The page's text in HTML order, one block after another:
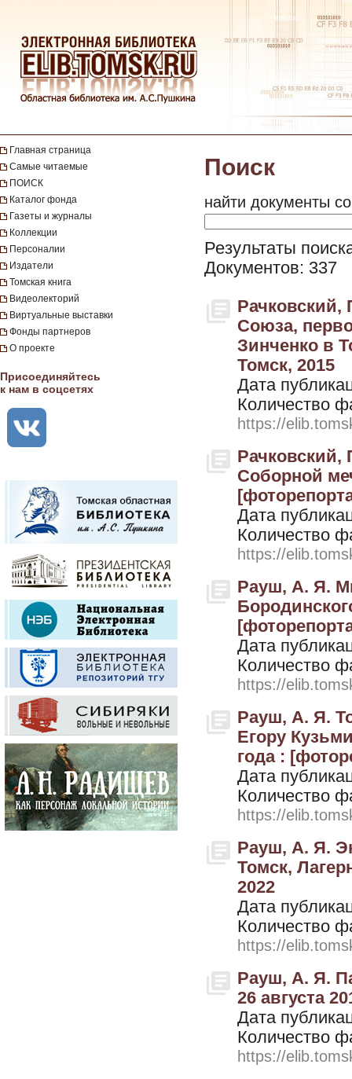
Главная страница
Самые читаемые
ПОИСК
Каталог фонда
Газеты и журналы
Коллекции
Персоналии
Издатели
Томская книга
Видеолекторий
Виртуальные выставки
Фонды партнеров
О проекте
Присоединяйтесь
к нам в соцсетях
Поиск
найти документы
Результаты
Документов: 337
Рачковский,
Союза,
Зинченко в
Томск, 2015
Дата
Количество
https://
Рачковский,
Соборной
Дата
Количество
https://
Рауш, А. Я.
Дата
Количество
https://
Рауш, А. Я.
Егору
года :
Дата
Количество
https://
Рауш, А. Я.
Томск,
2022
Дата
Количество
https://
Рауш, А. Я.
26 августа
Дата
Количество
https://